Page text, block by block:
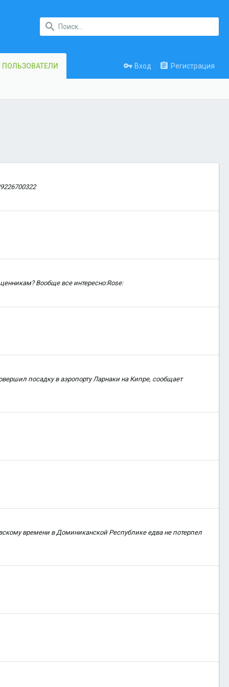
ПОЛЬЗОВАТЕЛИ Вход Регистрация
Вообще все интересно:Rose:
посадку в аэропорту Ларнаки на Кипре, сообщает
времени в Доминиканской Республике едва не потерпел